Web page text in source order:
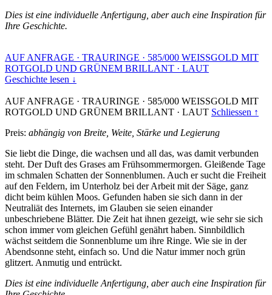
Dies ist eine individuelle Anfertigung, aber auch eine Inspiration für
Ihre Geschichte.
AUF ANFRAGE · TRAURINGE · 585/000 WEISSGOLD MIT
ROTGOLD UND GRÜNEM BRILLANT · LAUT
Geschichte lesen ↓
AUF ANFRAGE · TRAURINGE · 585/000 WEISSGOLD MIT
ROTGOLD UND GRÜNEM BRILLANT · LAUT Schliessen ↑
Preis: abhängig von Breite, Weite, Stärke und Legierung
Sie liebt die Dinge, die wachsen und all das, was damit verbunden
steht. Der Duft des Grases am Frühsommermorgen. Gleißende Tage
im schmalen Schatten der Sonnenblumen. Auch er sucht die Freiheit
auf den Feldern, im Unterholz bei der Arbeit mit der Säge, ganz
dicht beim kühlen Moos. Gefunden haben sie sich dann in der
Neutraliät des Internets, im Glauben sie seien einander
unbeschriebene Blätter. Die Zeit hat ihnen gezeigt, wie sehr sie sich
schon immer vom gleichen Gefühl genährt haben. Sinnbildlich
wächst seitdem die Sonnenblume um ihre Ringe. Wie sie in der
Abendsonne steht, einfach so. Und die Natur immer noch grün
glitzert. Anmutig und entrückt.
Dies ist eine individuelle Anfertigung, aber auch eine Inspiration für